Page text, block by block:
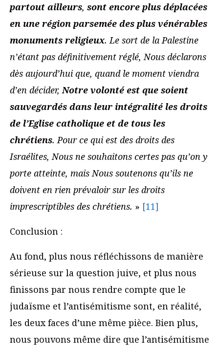
partout ailleurs, sont encore plus déplacées
en une région parsemée des plus vénérables
monuments religieux. Le sort de la Palestine
n’étant pas définitivement réglé, Nous déclarons
dès aujourd’hui que, quand le moment viendra
d’en décider,Notre volonté est que soient
sauvegardés dans leur intégralité les droits
de l’Eglise catholique et de tous les
chrétiens. Pour ce qui est des droits des
Israélites, Nous ne souhaitons certes pas qu’on y
porte atteinte, mais Nous soutenons qu’ils ne
doivent en rien prévaloir sur les droits
imprescriptibles des chrétiens. » [11]
Conclusion :
Au fond, plus nous réfléchissons de manière
sérieuse sur la question juive, et plus nous
finissons par nous rendre compte que le
judaïsme et l’antisémitisme sont, en réalité,
les deux faces d’une même pièce. Bien plus,
nous pouvons même dire que l’antisémitisme